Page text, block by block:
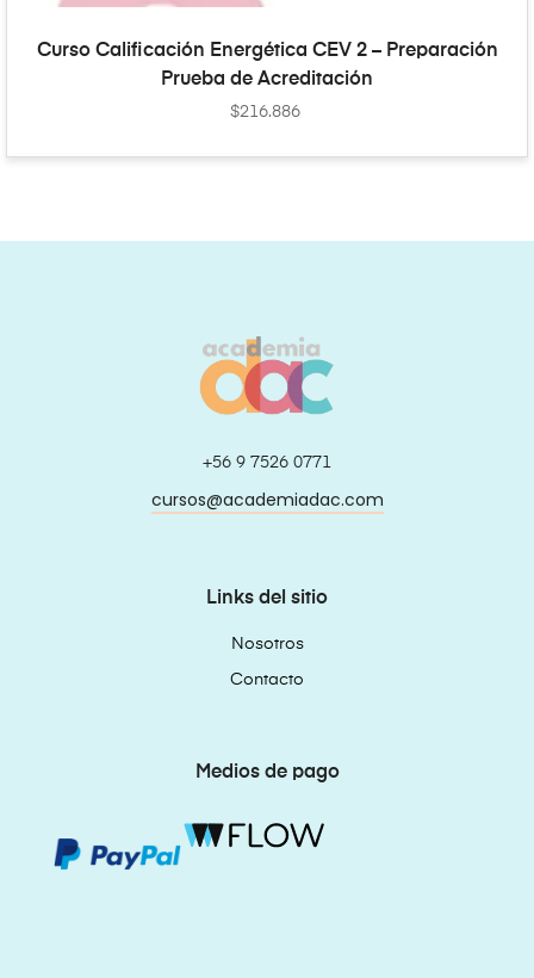
AÑADIR AL CARRITO
Curso Calificación Energética CEV 2 – Preparación
Prueba de Acreditación
$216.886
+56 9 7526 0771
cursos@academiadac.com
Links del sitio
Nosotros
Contacto
Medios de pago